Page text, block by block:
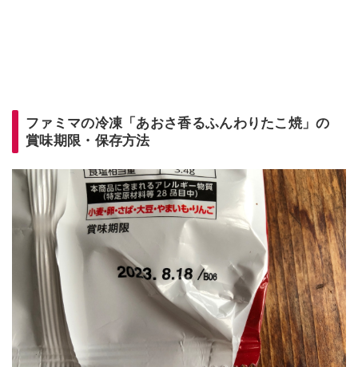
ファミマの冷凍「あおさ香るふんわりたこ焼」の
賞味期限・保存方法